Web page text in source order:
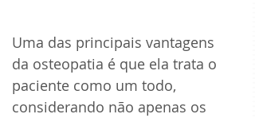
Uma das principais vantagens
da osteopatia é que ela trata o
paciente como um todo,
considerando não apenas os